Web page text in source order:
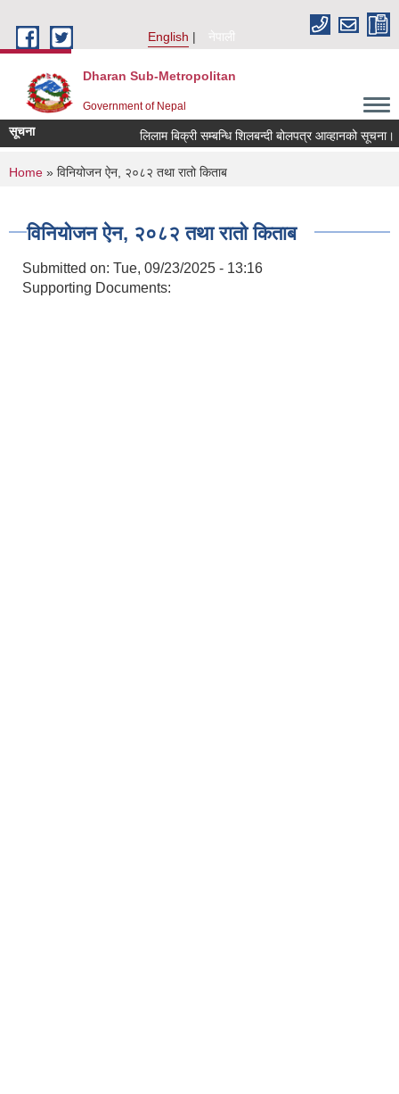
English
नेपाली
Dharan Sub-Metropolitan
Government of Nepal
सूचना लिलाम बिक्री सम्बन्धि शिलबन्दी बोलपत्र आव्हानको सूचना।
You are here
Home » विनियोजन ऐन, २०८२ तथा रातो किताब
विनियोजन ऐन, २०८२ तथा रातो किताब
Submitted on: Tue, 09/23/2025 - 13:16
Supporting Documents: